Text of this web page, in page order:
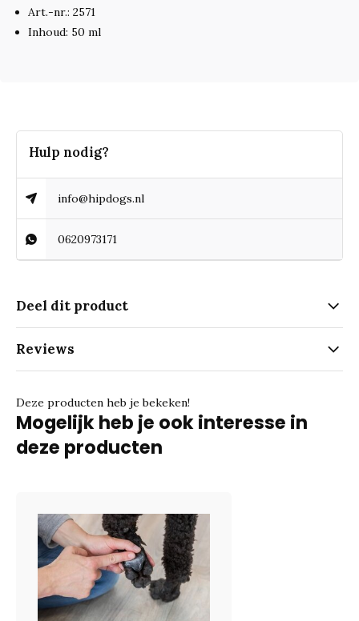
Art.-nr.: 2571
Inhoud: 50 ml
Hulp nodig?
info@hipdogs.nl
0620973171
Deel dit product
Reviews
Deze producten heb je bekeken!
Mogelijk heb je ook interesse in
deze producten